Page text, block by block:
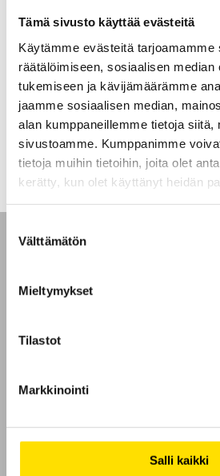
Tämä sivusto käyttää evästeitä
Käytämme evästeitä tarjoamamme
räätälöimiseen, sosiaalisen median
tukemiseen ja kävijämäärämme
jaamme sosiaalisen median,
alan kumppaneillemme tietoja siitä,
sivustoamme. Kumppanimme
tietoja muihin tietoihin, joita olet
kerätty, kun olet käyttänyt heidän
valinta
Välttämätön
Mieltymykset
Tilastot
Markkinointi
Salli kaikki
Silmukkavastuspihdit CA6416,
Silmukkavastuspihdit
kunnosapitotarkastuksiin. Nämä
mallit: CA6410, CA6411, CA6412,
GDPR
Evästeet